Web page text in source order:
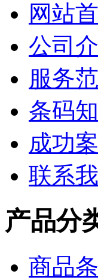
网站
公司
服务
条码
成功
联系
产品分
商品